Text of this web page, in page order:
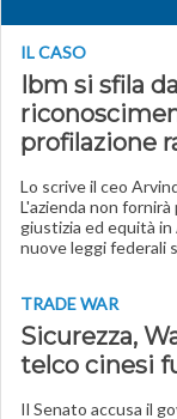
IL CASO
Ibm si sfila
profilazione
Lo scrive il ceo
L'azienda non
giustizia ed equità in
nuove leggi federali
TRADE WAR
Sicurezza,
telco cinesi
Il Senato accusa il